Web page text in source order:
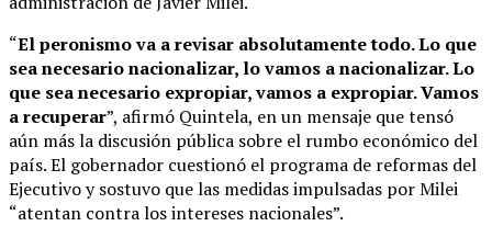
“El peronismo va a revisar absolutamente todo. Lo que
sea necesario nacionalizar, lo vamos a nacionalizar. Lo
que sea necesario expropiar, vamos a expropiar. Vamos
a recuperar”, afirmó Quintela, en un mensaje que tensó
aún más la discusión pública sobre el rumbo económico del
país. El gobernador cuestionó el programa de reformas del
Ejecutivo y sostuvo que las medidas impulsadas por Milei
“atentan contra los intereses nacionales”.